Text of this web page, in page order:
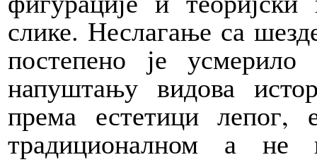
слике. Неслагање са
постепено је
напуштању видова
према естетици лепог,
традиционалном а не